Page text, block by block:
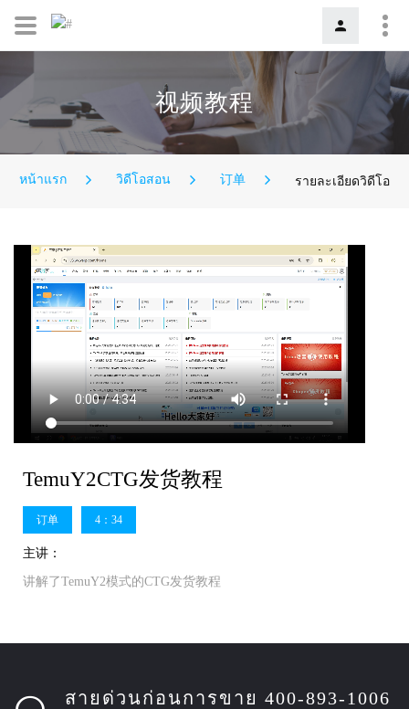
视频教程
หน้าแรก วิดีโอสอน 订单 รายละเอียดวิดีโอ
TemuY2CTG发货教程
订单 4：34
主讲：
讲解了TemuY2模式的CTG发货教程
สายด่วนก่อนการขาย 400-893-1006